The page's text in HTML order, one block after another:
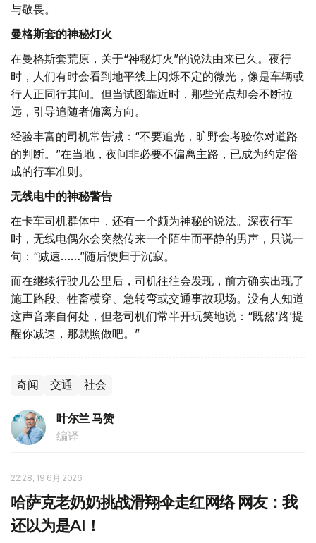
与敬畏。
曼格斯套的神秘灯火
在曼格斯套荒原，关于“神秘灯火”的说法由来已久。夜行
时，人们有时会看到地平线上闪烁不定的微光，像是车辆或
行人正同行其间。但当试图靠近时，那些光点却会不断拉
远，引导追随者偏离方向。
经验丰富的司机常告诫：“不要追光，旷野会考验你对道路
的判断。”在当地，夜间非必要不偏离主路，已成为约定俗
成的行车准则。
无线电中的神秘警告
在卡车司机群体中，还有一个颇为神秘的说法。深夜行车
时，无线电偶尔会突然传来一个陌生而平静的男声，只说一
句：“减速……”随后便归于沉寂。
而在继续行驶几公里后，司机往往会发现，前方确实出现了
施工路段、牲畜横穿、急转弯或交通事故现场。没有人知道
这声音来自何处，但老司机们常半开玩笑地说：“既然‘路’提
醒你减速，那就照做吧。”
奇闻 交通 社会
叶尔兰 马赞
编译
22:28, 19 6月 2026
哈萨克老奶奶挑战滑翔伞走红网络 网友：我
还以为是AI！